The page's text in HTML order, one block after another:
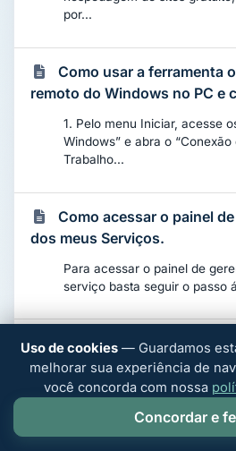
por...
Como usar a ferramenta
remoto do Windows no PC e
1. Pelo menu Iniciar, acesse
Windows” e abra o
Trabalho...
Como acessar o painel
dos meus Serviços.
Para acessar o painel de
serviço basta seguir o passo
Compreendendo o
Como Funciona!
Um servidor VPS (Virtual
solução de hospedagem na
Uso de cookies— Guardamos
melhorar sua experiência de
você concorda com nossa
Concordar e